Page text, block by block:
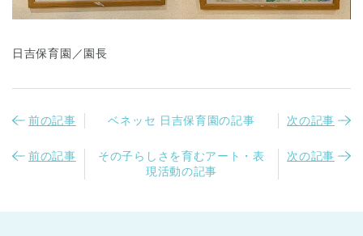
日吉保育園／園長
前の記事 ベネッセ 日吉保育園の記事 次の記事
前の記事
その子らしさを育むアート・表
現活動の記事
次の記事